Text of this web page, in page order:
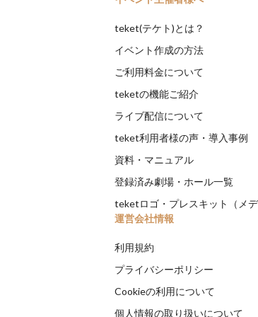
teket(テケト)とは？
イベント作成の方法
ご利用料金について
teketの機能ご紹介
ライブ配信について
teket利用者様の声・導入事例
資料・マニュアル
登録済み劇場・ホール一覧
teketロゴ・プレスキット（メデ
運営会社情報
利用規約
プライバシーポリシー
Cookieの利用について
個人情報の取り扱いについて